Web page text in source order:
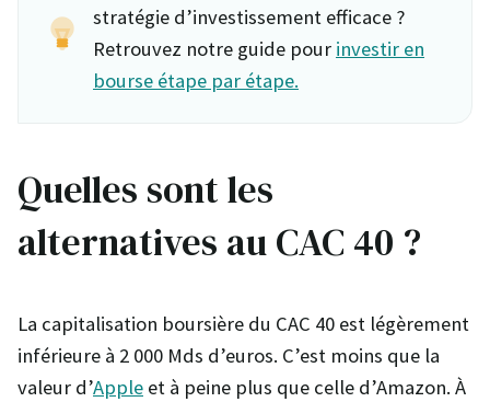
stratégie d’investissement efficace ?
Retrouvez notre guide pour investir en
bourse étape par étape.
Quelles sont les
alternatives au CAC 40 ?
La capitalisation boursière du CAC 40 est légèrement
inférieure à 2 000 Mds d’euros. C’est moins que la
valeur d’Apple et à peine plus que celle d’Amazon. À